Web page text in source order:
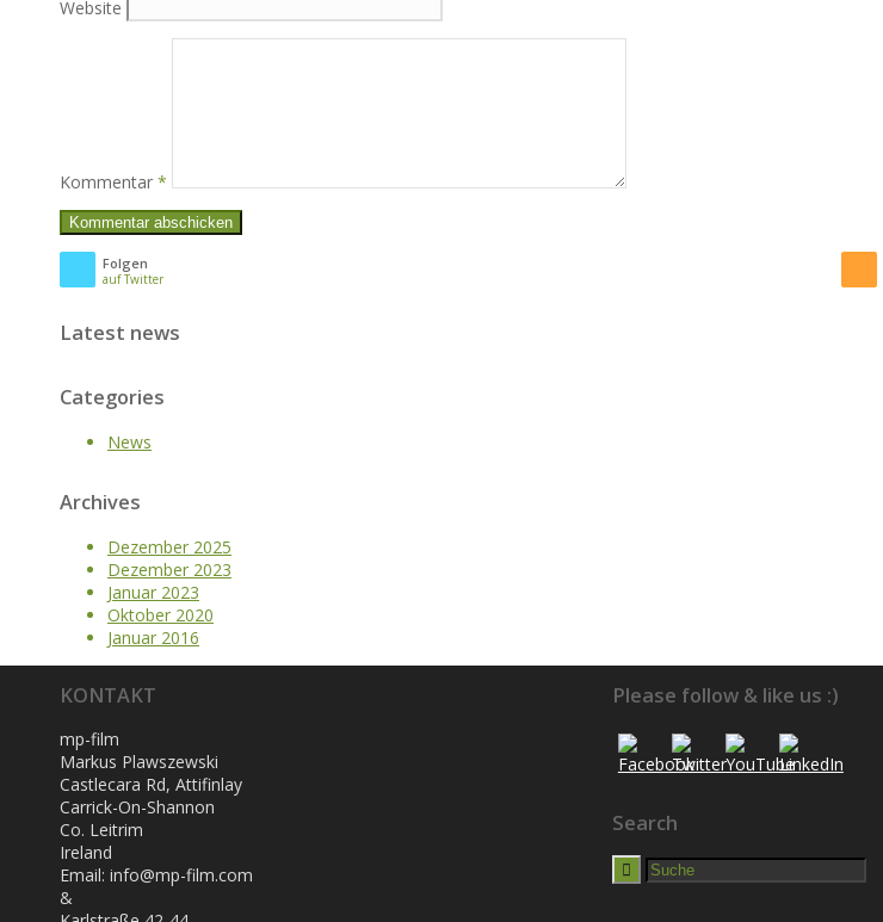
Website
Kommentar *
Folgen
auf Twitter
Latest news
Categories
News
Archives
Dezember 2025
Dezember 2023
Januar 2023
Oktober 2020
Januar 2016
KONTAKT
mp-film
Markus Plawszewski
Castlecara Rd, Attifinlay
Carrick-On-Shannon
Co. Leitrim
Ireland
Email: info@mp-film.com
&
Please follow & like us :)
Search